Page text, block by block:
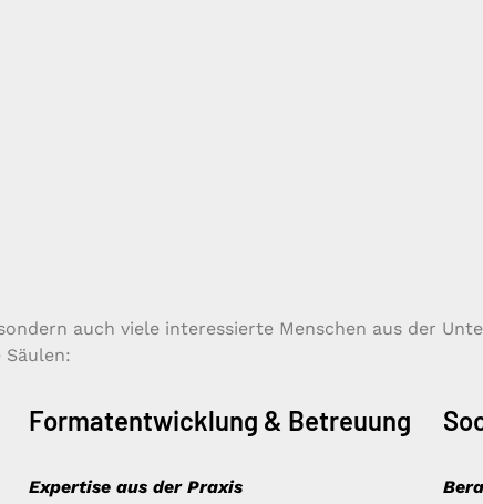
auch viele interessierte Menschen aus der
Formatentwicklung & Betreuung
Expertise aus der Praxis